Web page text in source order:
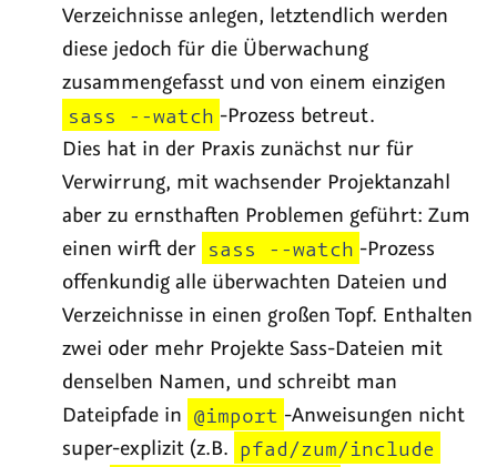
Verzeichnisse anlegen, letztendlich werden
diese jedoch für die Überwachung
zusammengefasst und von einem einzigen
sass --watch -Prozess betreut.
Dies hat in der Praxis zunächst nur für
Verwirrung, mit wachsender Projektanzahl
aber zu ernsthaften Problemen geführt: Zum
einen wirft der sass --watch -Prozess
offenkundig alle überwachten Dateien und
Verzeichnisse in einen großen Topf. Enthalten
zwei oder mehr Projekte Sass-Dateien mit
denselben Namen, und schreibt man
Dateipfade in @import -Anweisungen nicht
super-explizit (z.B. pfad/zum/include